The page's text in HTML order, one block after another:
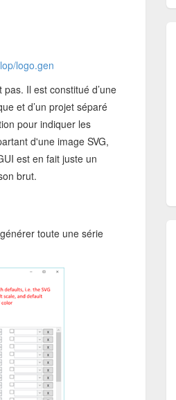
logo.gen
Il est constitué d’une
et d’un projet séparé
pour indiquer les
d'une image SVG,
est en fait juste un
brut.
toute une série